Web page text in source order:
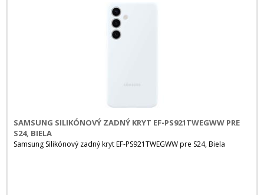
SAMSUNG SILIKÓNOVÝ ZADNÝ KRYT EF-PS921TWEGWW PRE
S24, BIELA
Samsung Silikónový zadný kryt EF-PS921TWEGWW pre S24, Biela